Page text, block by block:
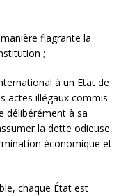
flagrante la
;
à un Etat de
actes illégaux commis
délibérément à sa
la dette odieuse,
économique et
chaque État est